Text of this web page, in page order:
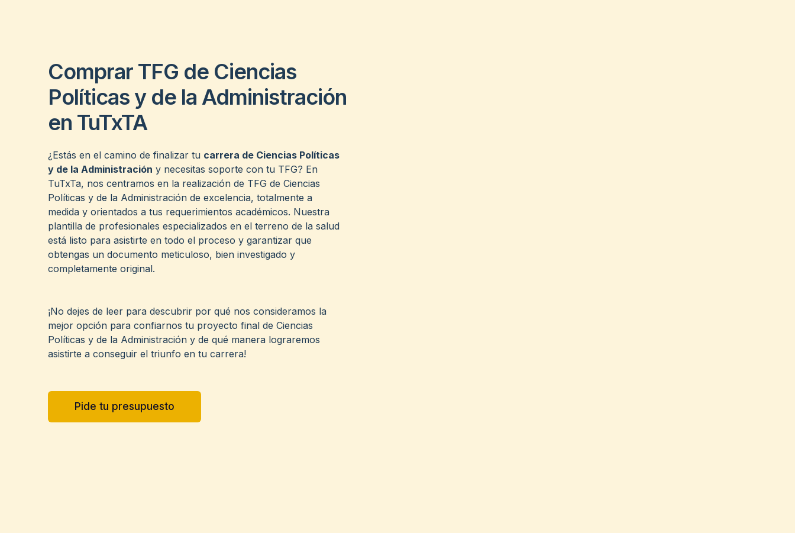
Comprar TFG de Ciencias
Políticas y de la Administración
en TuTxTA
¿Estás en el camino de finalizar tu carrera de Ciencias Políticas
y de la Administración y necesitas soporte con tu TFG? En
TuTxTa, nos centramos en la realización de TFG de Ciencias
Políticas y de la Administración de excelencia, totalmente a
medida y orientados a tus requerimientos académicos. Nuestra
plantilla de profesionales especializados en el terreno de la salud
está listo para asistirte en todo el proceso y garantizar que
obtengas un documento meticuloso, bien investigado y
completamente original.
¡No dejes de leer para descubrir por qué nos consideramos la
mejor opción para confiarnos tu proyecto final de Ciencias
Políticas y de la Administración y de qué manera lograremos
asistirte a conseguir el triunfo en tu carrera!
Pide tu presupuesto